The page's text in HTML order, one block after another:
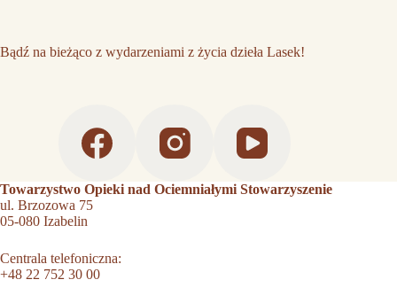
Bądź na bieżąco z wydarzeniami z życia dzieła Lasek!
Towarzystwo Opieki nad Ociemniałymi Stowarzyszenie
ul. Brzozowa 75
05-080 Izabelin
Centrala telefoniczna:
+48 22 752 30 00